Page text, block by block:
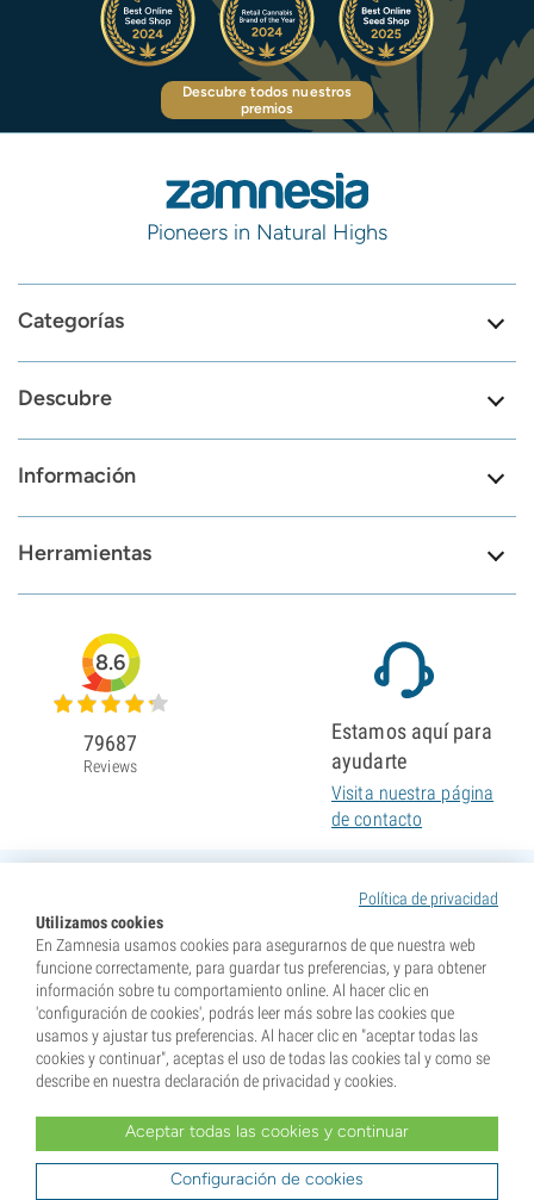
Descubre todos nuestros
premios
Pioneers in Natural Highs
Categorías
Descubre
Información
Herramientas
Política de privacidad
Utilizamos cookies
En Zamnesia usamos cookies para asegurarnos de que nuestra web
funcione correctamente, para guardar tus preferencias, y para obtener
información sobre tu comportamiento online. Al hacer clic en
'configuración de cookies', podrás leer más sobre las cookies que
usamos y ajustar tus preferencias. Al hacer clic en "aceptar todas las
cookies y continuar", aceptas el uso de todas las cookies tal y como se
describe en nuestra declaración de privacidad y cookies.
Aceptar todas las cookies y continuar
Configuración de cookies
8.6
79687
Reviews
Estamos aquí para
ayudarte
Visita nuestra página
de contacto
* Nuestras semillas se venden como suvenires. La germinación de semillas es ilegal en muchos
tu lugar de residencia y que conoces las normativas locales. También eximes de toda responsabilidad a
Zamnesia si actúas al margen de ellas.